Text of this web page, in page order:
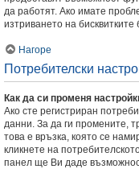
да работят. Ако имате
изтриването на
Нагоре
Потребителски
Как да си променя
Ако сте регистриран
данни. За да ги промените,
това е връзка, която се
кликнете на
панел ще Ви даде